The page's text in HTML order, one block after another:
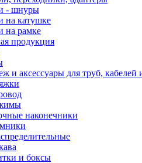
- шнуры
на катушке
на рамке
продукция
и аксессуары для труб, кабелей
наконечники
и боксы